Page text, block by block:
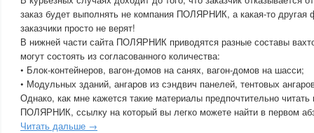
заказ будет выполнять не компания ПОЛЯРНИК, а какая-то
заказчики просто не верят!
В нижней части сайта ПОЛЯРНИК приводятся разные составы
могут состоять из согласованного количества:
• Блок-контейнеров, вагон-домов на санях, вагон-домов на шасси;
• Модульных зданий, ангаров из сэндвич панелей, тентовых
Однако, как мне кажется такие материалы предпочтительно читать
ПОЛЯРНИК, ссылку на который вы легко можете найти в первом
Читать дальше →